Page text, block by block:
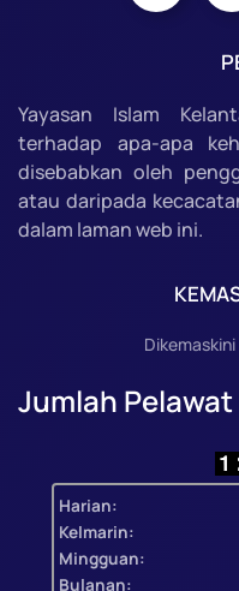
Yayasan Islam
terhadap apa-apa
disebabkan oleh
atau daripada
dalam laman web ini.
Jumlah Pelawat
Harian:
Kelmarin:
Mingguan:
Bulanan: